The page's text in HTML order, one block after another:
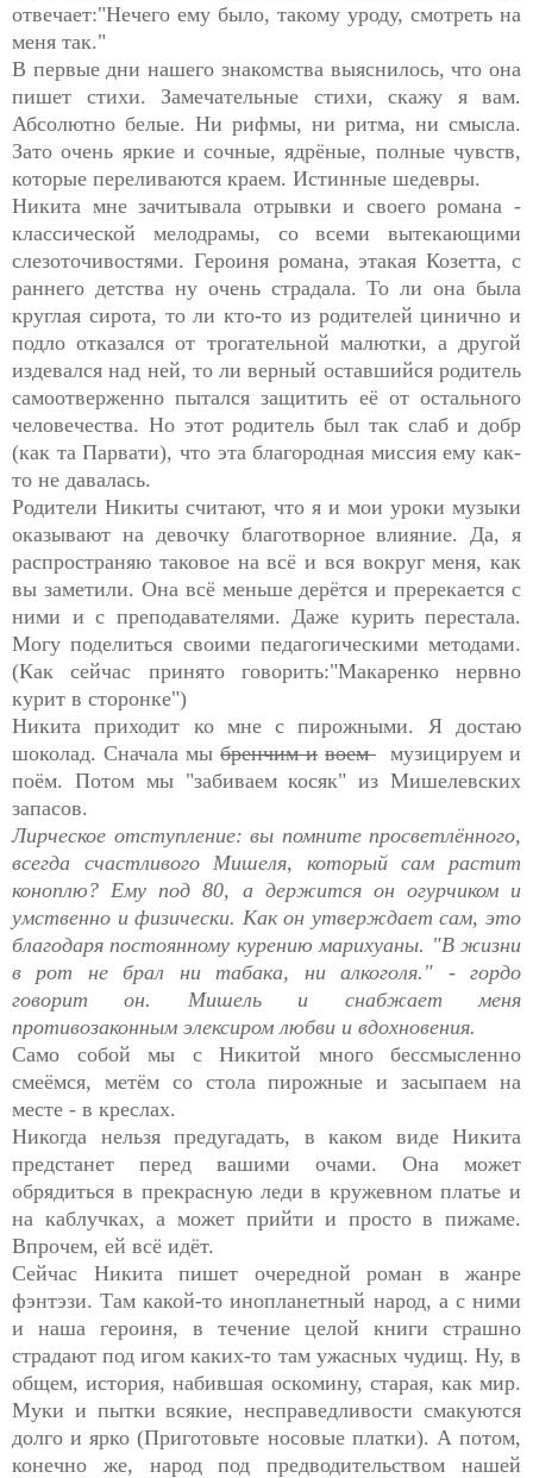
отвечает:"Нечего ему было, такому уроду, смотреть на
меня так."
В первые дни нашего знакомства выяснилось, что она
пишет стихи. Замечательные стихи, скажу я вам.
Абсолютно белые. Ни рифмы, ни ритма, ни смысла.
Зато очень яркие и сочные, ядрёные, полные чувств,
которые переливаются краем. Истинные шедевры.
Никита мне зачитывала отрывки и своего романа -
классической мелодрамы, со всеми вытекающими
слезоточивостями. Героиня романа, этакая Козетта, с
раннего детства ну очень страдала. То ли она была
круглая сирота, то ли кто-то из родителей цинично и
подло отказался от трогательной малютки, а другой
издевался над ней, то ли верный оставшийся родитель
самоотверженно пытался защитить её от остального
человечества. Но этот родитель был так слаб и добр
(как та Парвати), что эта благородная миссия ему как-
то не давалась.
Родители Никиты считают, что я и мои уроки музыки
оказывают на девочку благотворное влияние. Да, я
распространяю таковое на всё и вся вокруг меня, как
вы заметили. Она всё меньше дерётся и пререкается с
ними и с преподавателями. Даже курить перестала.
Могу поделиться своими педагогическими методами.
(Как сейчас принято говорить:"Макаренко нервно
курит в сторонке")
Никита приходит ко мне с пирожными. Я достаю
шоколад. Сначала мы бренчим и воем музицируем и
поём. Потом мы "забиваем косяк" из Мишелевских
запасов.
Лирческое отступление: вы помните просветлённого,
всегда счастливого Мишеля, который сам растит
коноплю? Ему под 80, а держится он огурчиком и
умственно и физически. Как он утверждает сам, это
благодаря постоянному курению марихуаны. "В жизни
в рот не брал ни табака, ни алкоголя." - гордо
говорит он. Мишель и снабжает меня
противозаконным элексиром любви и вдохновения.
Само собой мы с Никитой много бессмысленно
смеёмся, метём со стола пирожные и засыпаем на
месте - в креслах.
Никогда нельзя предугадать, в каком виде Никита
предстанет перед вашими очами. Она может
обрядиться в прекрасную леди в кружевном платье и
на каблучках, а может прийти и просто в пижаме.
Впрочем, ей всё идёт.
Сейчас Никита пишет очередной роман в жанре
фэнтэзи. Там какой-то инопланетный народ, а с ними
и наша героиня, в течение целой книги страшно
страдают под игом каких-то там ужасных чудищ. Ну, в
общем, история, набившая оскомину, старая, как мир.
Муки и пытки всякие, несправедливости смакуются
долго и ярко (Приготовьте носовые платки). А потом,
конечно же, народ под предводительством нашей